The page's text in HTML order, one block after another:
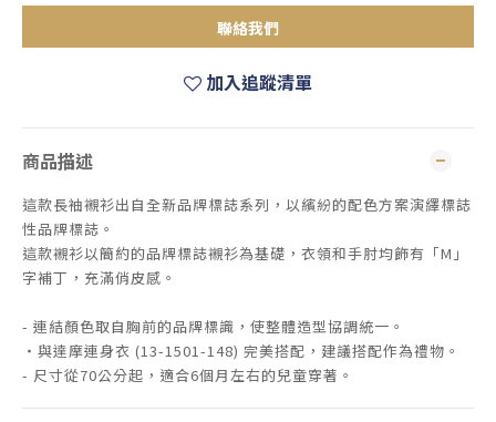
聯絡我們
加入追蹤清單
商品描述
這款長袖襯衫出自全新品牌標誌系列，以繽紛的配色方案演繹標誌
性品牌標誌。
這款襯衫以簡約的品牌標誌襯衫為基礎，衣領和手肘均飾有「M」
字補丁，充滿俏皮感。
- 連結顏色取自胸前的品牌標識，使整體造型協調統一。
・與達摩連身衣 (13-1501-148) 完美搭配，建議搭配作為禮物。
- 尺寸從70公分起，適合6個月左右的兒童穿著。